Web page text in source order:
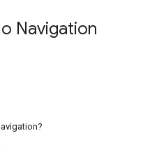
Navigation